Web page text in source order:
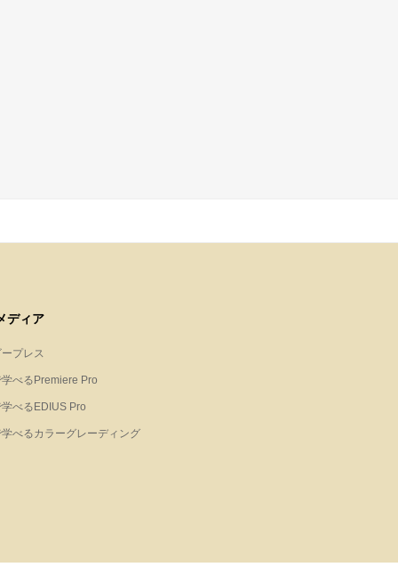
ディア
プレス
べるPremiere Pro
べるEDIUS Pro
べるカラーグレーディング